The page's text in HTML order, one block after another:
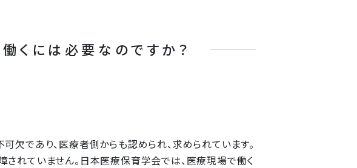
くには必要なのですか？
欠であり、医療者側からも認められ、求められています。
れていません。日本医療保育学会では、医療現場で働く